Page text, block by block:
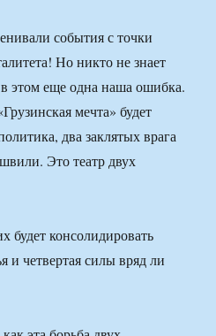
события с точки
Но никто не знает
этом еще одна наша ошибка.
мечта» будет
два заклятых врага
Это театр двух
будет консолидировать
и четвертая силы вряд ли